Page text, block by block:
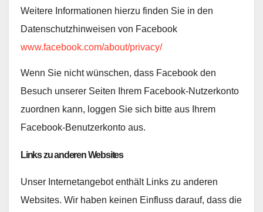
Weitere Informationen hierzu finden Sie in den
Datenschutzhinweisen von Facebook
www.facebook.com/about/privacy/
Wenn Sie nicht wünschen, dass Facebook den
Besuch unserer Seiten Ihrem Facebook-Nutzerkonto
zuordnen kann, loggen Sie sich bitte aus Ihrem
Facebook-Benutzerkonto aus.
Links zu anderen Websites
Unser Internetangebot enthält Links zu anderen
Websites. Wir haben keinen Einfluss darauf, dass die